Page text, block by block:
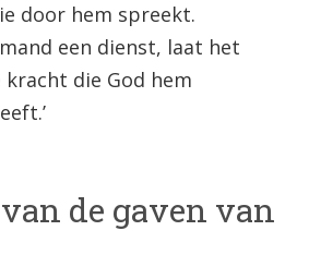
door hem spreekt.
een dienst, laat het
die God hem
de gaven van